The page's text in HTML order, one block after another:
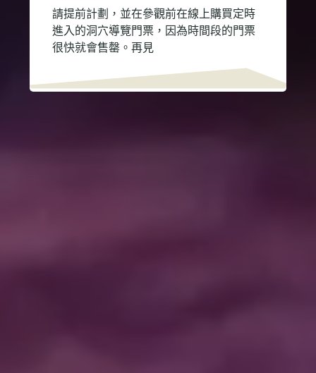
請提前計劃，並在參觀前在線上購買定時
進入的洞穴導覽門票，因為時間段的門票
很快就會售罄。再見